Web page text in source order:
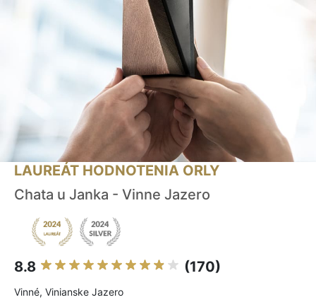
LAUREÁT HODNOTENIA ORLY
Chata u Janka - Vinne Jazero
8.8 (170)
Vinné, Vinianske Jazero